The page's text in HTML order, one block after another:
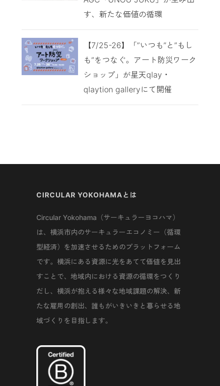
す、新たな価値の循環
【7/25-26】「”いつも”と”もし
も”をつなぐ。アート防災ワーク
ショップ」が星天qlay・
qlaytion galleryにて開催
CIRCULAR YOKOHAMAとは
Circular Yokohama（サーキュラーヨコハマ）
は、横浜市内のサーキュラーエコノミー（循環
型経済）を加速させるためのプラットフォーム
です。横浜にある資源に光をあてて価値を見出
すことで、地域内における資源の循環をつくり
だし、横浜が抱える様々な地域課題の解決、新
たな雇用の創出、誰もがいきいきと暮らせる地
域づくりを目指します。